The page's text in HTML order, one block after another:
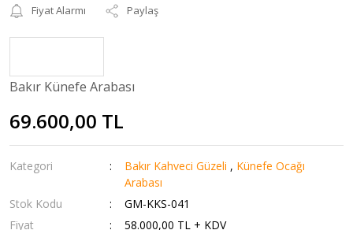
Fiyat Alarmı
Paylaş
Bakır Künefe Arabası
69.600,00 TL
Kategori Bakır Kahveci Güzeli , Künefe Ocağı
Arabası
Stok Kodu
GM-KKS-041
Fiyat
58.000,00 TL + KDV